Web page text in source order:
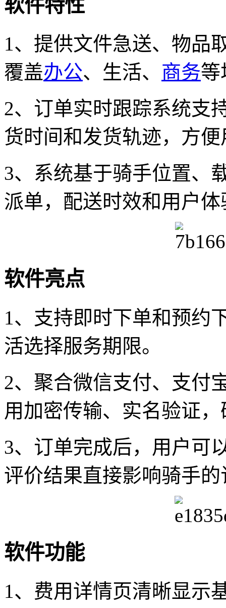
软件特性
1、提供文件急送、物品
覆盖办公、生活、 商务等
2、订单实时跟踪系统支
货时间和发货轨迹，方
3、系统基于骑手位置、
派单，配送时效和用户
软件亮点
1、支持即时下单和预约
活选择服务期限。
2、聚合微信支付、支付
用加密传输、实名验证
3、订单完成后，用户可
评价结果直接影响骑手
软件功能
1、费用详情页清晰显示